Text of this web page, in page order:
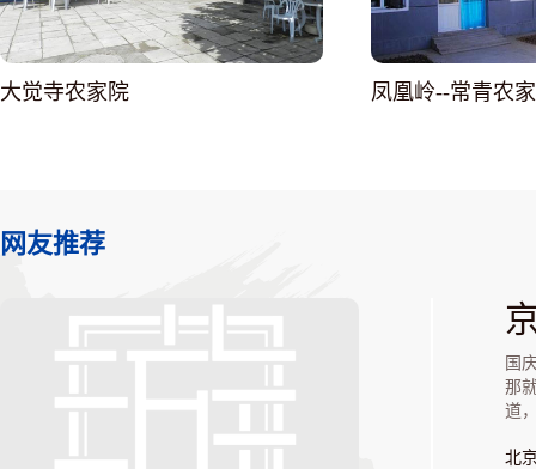
大觉寺农家院 凤凰岭--常青农
网友推荐
国
那
道
北